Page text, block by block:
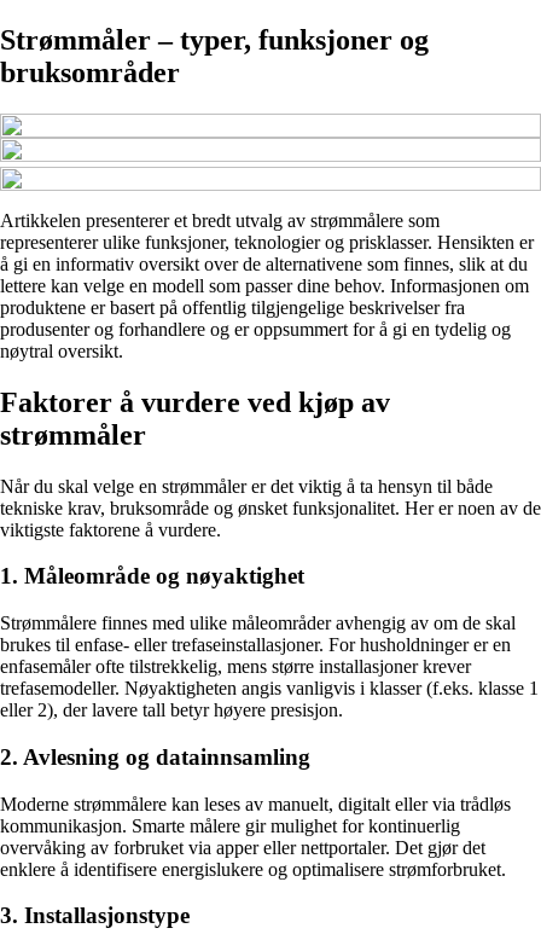
Strømmåler – typer, funksjoner og
bruksområder
Artikkelen presenterer et bredt utvalg av strømmålere som
representerer ulike funksjoner, teknologier og prisklasser. Hensikten er
å gi en informativ oversikt over de alternativene som finnes, slik at du
lettere kan velge en modell som passer dine behov. Informasjonen om
produktene er basert på offentlig tilgjengelige beskrivelser fra
produsenter og forhandlere og er oppsummert for å gi en tydelig og
nøytral oversikt.
Faktorer å vurdere ved kjøp av
strømmåler
Når du skal velge en strømmåler er det viktig å ta hensyn til både
tekniske krav, bruksområde og ønsket funksjonalitet. Her er noen av de
viktigste faktorene å vurdere.
1. Måleområde og nøyaktighet
Strømmålere finnes med ulike måleområder avhengig av om de skal
brukes til enfase- eller trefaseinstallasjoner. For husholdninger er en
enfasemåler ofte tilstrekkelig, mens større installasjoner krever
trefasemodeller. Nøyaktigheten angis vanligvis i klasser (f.eks. klasse 1
eller 2), der lavere tall betyr høyere presisjon.
2. Avlesning og datainnsamling
Moderne strømmålere kan leses av manuelt, digitalt eller via trådløs
kommunikasjon. Smarte målere gir mulighet for kontinuerlig
overvåking av forbruket via apper eller nettportaler. Det gjør det
enklere å identifisere energislukere og optimalisere strømforbruket.
3. Installasjonstype